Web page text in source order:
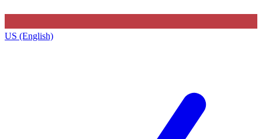
US (English)